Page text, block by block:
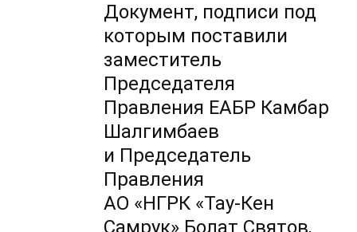
Документ, подписи под
которым поставили
заместитель
Председателя
Правления ЕАБР Камбар
Шалгимбаев
и Председатель
Правления
АО «НГРК «Тау-Кен